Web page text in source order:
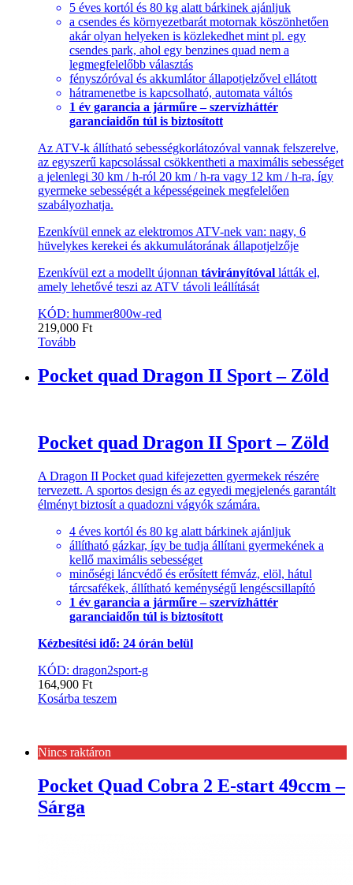
5 éves kortól és 80 kg alatt bárkinek ajánljuk
a csendes és környezetbarát motornak köszönhetően
akár olyan helyeken is közlekedhet mint pl. egy
csendes park, ahol egy benzines quad nem a
legmegfelelőbb választás
fényszóróval és akkumlátor állapotjelzővel ellátott
hátramenetbe is kapcsolható, automata váltós
1 év garancia a járműre – szervízháttér
garanciaidőn túl is biztosított
Az ATV-k állítható sebességkorlátozóval vannak felszerelve,
az egyszerű kapcsolással csökkentheti a maximális sebességet
a jelenlegi 30 km / h-ról 20 km / h-ra vagy 12 km / h-ra, így
gyermeke sebességét a képességeinek megfelelően
szabályozhatja.
Ezenkívül ennek az elektromos ATV-nek van: nagy, 6
hüvelykes kerekei és akkumulátorának állapotjelzője
Ezenkívül ezt a modellt újonnan távirányítóval látták el,
amely lehetővé teszi az ATV távoli leállítását
KÓD: hummer800w-red
219,000 Ft
Tovább
Pocket quad Dragon II Sport – Zöld
Pocket quad Dragon II Sport – Zöld
A Dragon II Pocket quad kifejezetten gyermekek részére
tervezett. A sportos design és az egyedi megjelenés garantált
élményt biztosít a quadozni vágyók számára.
4 éves kortól és 80 kg alatt bárkinek ajánljuk
állítható gázkar, így be tudja állítani gyermekének a
kellő maximális sebességet
minőségi láncvédő és erősített fémváz, elöl, hátul
tárcsafékek, állítható keménységű lengéscsillapító
1 év garancia a járműre – szervízháttér
garanciaidőn túl is biztosított
Kézbesítési idő: 24 órán belül
KÓD: dragon2sport-g
164,900 Ft
Kosárba teszem
Nincs raktáron
Pocket Quad Cobra 2 E-start 49ccm –
Sárga